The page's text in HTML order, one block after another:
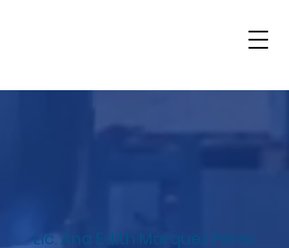
Lic. Ana Edith Márquez Pérez